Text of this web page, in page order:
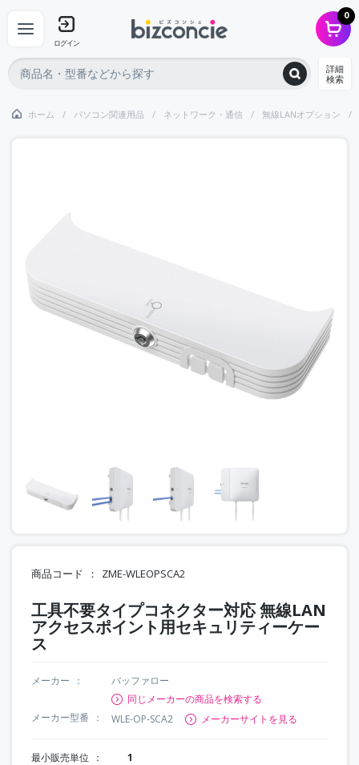
ログイン
0
詳細
検索
ホーム パソコン関連用品 ネットワーク・通信 無線LANオプション
商品コード ZME-WLEOPSCA2
工具不要タイプコネクター対応 無線LAN
アクセスポイント用セキュリティーケー
ス
メーカー
バッファロー
同じメーカーの商品を検索する
メーカー型番
WLE-OP-SCA2 メーカーサイトを見る
最小販売単位 1